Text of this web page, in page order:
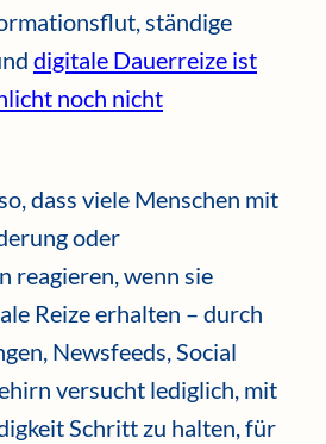
ständige
digitale Dauerreize ist
noch nicht
dass viele Menschen mit
oder
reagieren, wenn sie
Reize erhalten – durch
Newsfeeds, Social
versucht lediglich, mit
Schritt zu halten, für